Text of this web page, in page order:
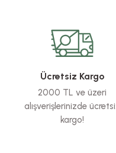
Ürün resmi kalitesiz, bozuk
Ürün açıklamasında eksik
Ürün bilgilerinde hatalar
Ürün fiyatı diğer sitelerden
Bu ürüne benzer farklı
Ücretsiz Kargo
2000 TL ve üzeri
alışverişlerinizde
kargo!